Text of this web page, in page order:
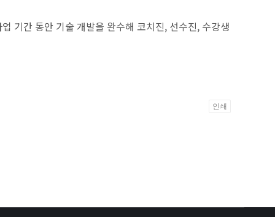
기간 동안 기술 개발을 완수해 코치진, 선수진, 수강생
인쇄